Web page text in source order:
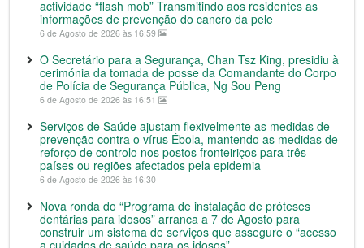
actividade “flash mob” Transmitindo aos residentes as
informações de prevenção do cancro da pele
6 de Agosto de 2026 às 16:59
O Secretário para a Segurança, Chan Tsz King, presidiu à
cerimónia da tomada de posse da Comandante do Corpo
de Polícia de Segurança Pública, Ng Sou Peng
6 de Agosto de 2026 às 16:51
Serviços de Saúde ajustam flexivelmente as medidas de
prevenção contra o vírus Ébola, mantendo as medidas de
reforço de controlo nos postos fronteiriços para três
países ou regiões afectados pela epidemia
6 de Agosto de 2026 às 16:30
Nova ronda do “Programa de instalação de próteses
dentárias para idosos” arranca a 7 de Agosto para
construir um sistema de serviços que assegure o “acesso
a cuidados de saúde para os idosos”